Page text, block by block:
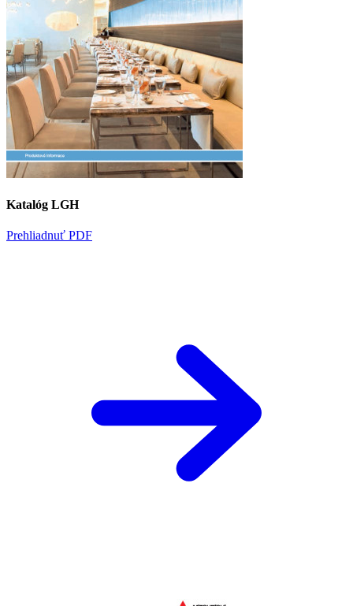
Katalóg LGH
Prehliadnuť PDF